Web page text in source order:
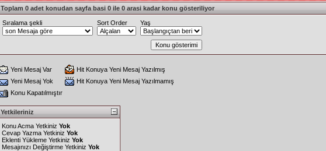
Toplam 0 adet konudan sayfa basi 0 ile 0 arasi kadar konu gösteriliyor
Sıralama şekli Sort Order Yaş
Yeni Mesaj Var
Hit Konuya Yeni Mesaj Yazılmış
Yeni Mesaj Yok
Hit Konuya Yeni Mesaj Yazılmamış
Konu Kapatılmıştır
Yetkileriniz
Konu Acma Yetkiniz Yok
Cevap Yazma Yetkiniz Yok
Eklenti Yükleme Yetkiniz Yok
Mesajınızı Değiştirme Yetkiniz Yok